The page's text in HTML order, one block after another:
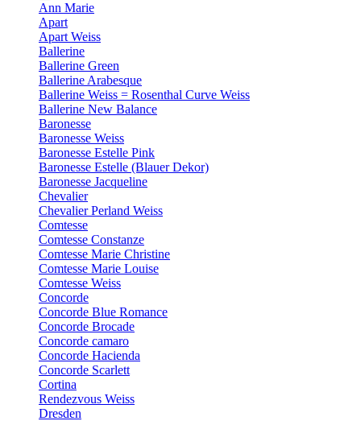
Ann Marie
Apart
Apart Weiss
Ballerine
Ballerine Green
Ballerine Arabesque
Ballerine Weiss = Rosenthal Curve Weiss
Ballerine New Balance
Baronesse
Baronesse Weiss
Baronesse Estelle Pink
Baronesse Estelle (Blauer Dekor)
Baronesse Jacqueline
Chevalier
Chevalier Perland Weiss
Comtesse
Comtesse Constanze
Comtesse Marie Christine
Comtesse Marie Louise
Comtesse Weiss
Concorde
Concorde Blue Romance
Concorde Brocade
Concorde camaro
Concorde Hacienda
Concorde Scarlett
Cortina
Rendezvous Weiss
Dresden